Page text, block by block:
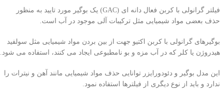
فیلتر گرانولی با کربن فعال دانه ای (GAC) یک بوگیر مورد تایید به منظور
حذف بعضی مواد شیمیایی مثل ترکیبات آلی موجود در آب است.
بوگیرهای گرانولی با کربن اکتیو جهت از بین بردن مواد شیمیایی مثل سولفید
هیدروژن یا کلر که در آب مزه و بو نامطبوعی ایجاد می کنند، استفاده می شود.
این مدل بوگیر و دئودورایزر توانایی حذف مواد شیمیایی مانند آهن و نیترات را
ندارد و باید از نوع دیگری از فیلترها استفاده نمود.